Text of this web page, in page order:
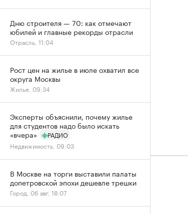
Дню строителя — 70: как отмечают
юбилей и главные рекорды отрасли
Отрасль, 11:04
Рост цен на жилье в июле охватил все
округа Москвы
Жилье, 09:34
Эксперты объяснили, почему жилье
для студентов надо было искать
«вчера»
РАДИО
Недвижимость, 09:03
В Москве на торги выставили палаты
допетровской эпохи дешевле трешки
Город, 06 авг, 18:07